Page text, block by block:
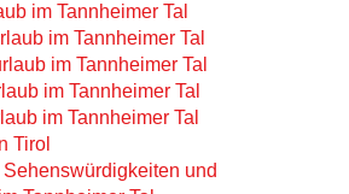
im Tannheimer Tal
im Tannheimer Tal
im Tannheimer Tal
im Tannheimer Tal
im Tannheimer Tal
Tirol
Sehenswürdigkeiten und